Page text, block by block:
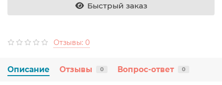
Быстрый заказ
Отзывы: 0
Описание Отзывы 0 Вопрос-ответ 0